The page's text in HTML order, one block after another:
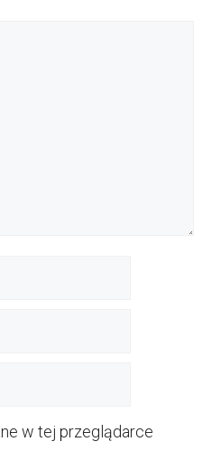
w tej przeglądarce